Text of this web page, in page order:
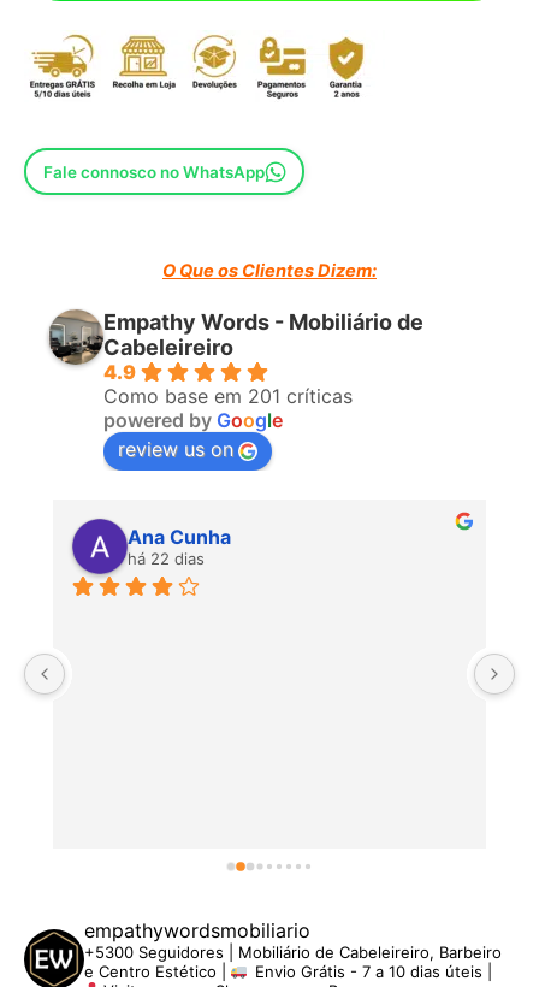
Fale connosco no WhatsApp
O Que os Clientes Dizem:
Empathy Words - Mobiliário de
Cabeleireiro
4.9
Como base em 201 críticas
powered by Google
review us on
Ana Cunha
há 22 dias
empathywordsmobiliario
+5300 Seguidores | Mobiliário de Cabeleireiro, Barbeiro
e Centro Estético |
Envio Grátis - 7 a 10 dias úteis |